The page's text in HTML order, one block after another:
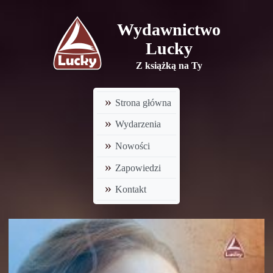
Wydawnictwo
Lucky
Z książką na Ty
Strona główna
Wydarzenia
Nowości
Zapowiedzi
Kontakt